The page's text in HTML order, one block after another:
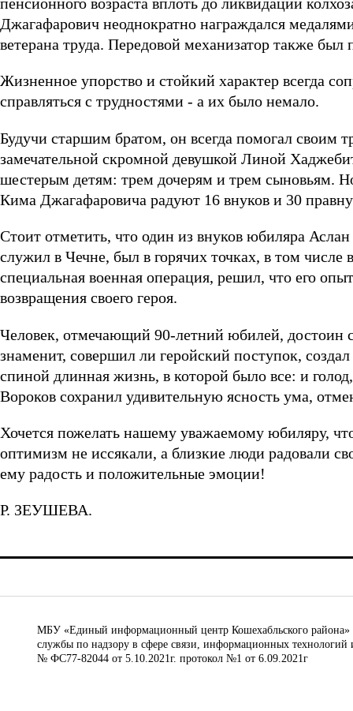
Джагафарович неоднократно награждался
ветерана труда. Передовой механизатор также
Жизненное упорство и стойкий характер всегда
справляться с трудностями - а их было немало.
Будучи старшим братом, он всегда помогал своим
замечательной скромной девушкой Линой
шестерым детям: трем дочерям и трем сыновьям.
Кима Джагафаровича радуют 16 внуков и 30
Стоит отметить, что один из внуков юбиляра
служил в Чечне, был в горячих точках, в том числе
специальная военная операция, решил, что его
возвращения своего героя.
Человек, отмечающий 90-летний юбилей, достоин
знаменит, совершил ли геройский поступок,
спиной длинная жизнь, в которой было все: и
Вороков сохранил удивительную ясность ума,
Хочется пожелать нашему уважаемому юбиляру,
оптимизм не иссякали, а близкие люди радовали
ему радость и положительные эмоции!
Р. ЗЕУШЕВА.
МБУ «Единый информационный центр Кошехабльского района»
службы по надзору в сфере связи, информационных
№ ФС77-82044 от 5.10.2021г. протокол №1 от 6.09.2021г